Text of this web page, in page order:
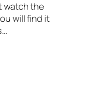
watch the
will find it